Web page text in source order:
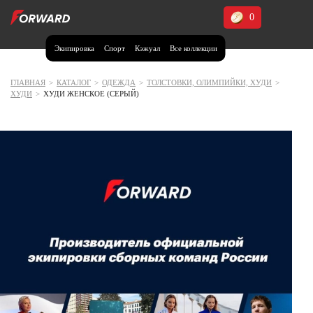
Экипировка Спорт Кэжуал Все коллекции
0
Москва и МО
Калининградская область (1)
Красноярский край (5)
Курская область (1)
Нижегородская область (1)
ГЛАВНАЯ > КАТАЛОГ > ОДЕЖДА > ТОЛСТОВКИ, ОЛИМПИЙКИ, ХУДИ >
ХУДИ > ХУДИ ЖЕНСКОЕ (СЕРЫЙ)